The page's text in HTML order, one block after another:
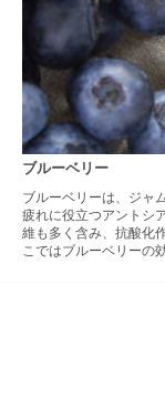
ブルーベリー
ブルーベリーは、ジャ
疲れに役立つアントシ
維も多く含み、抗酸化
こではブルーベリーの